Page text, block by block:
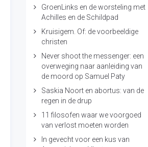
GroenLinks en de worsteling met
Achilles en de Schildpad
Kruisigem. Of: de voorbeeldige
christen
Never shoot the messenger: een
overweging naar aanleiding van
de moord op Samuel Paty
Saskia Noort en abortus: van de
regen in de drup
11 filosofen waar we voorgoed
van verlost moeten worden
In gevecht voor een kus van